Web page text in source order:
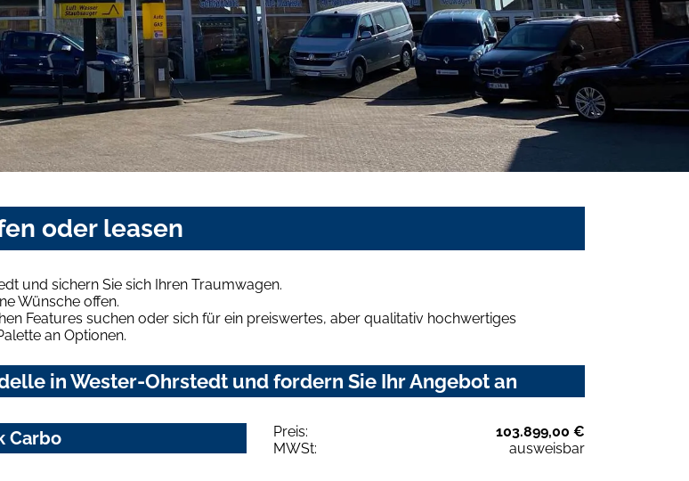
oder leasen
und sichern Sie sich Ihren Traumwagen.
Wünsche offen.
Features suchen oder sich für ein preiswertes, aber qualitativ hochwertiges
an Optionen.
in Wester-Ohrstedt und fordern Sie Ihr Angebot an
Carbo Preis:
103.899,00 €
MWSt:
ausweisbar